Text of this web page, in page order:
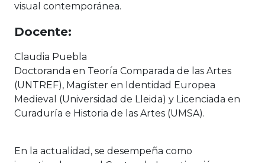
visual contemporánea.
Docente:
Claudia Puebla
Doctoranda en Teoría Comparada de las Artes
(UNTREF), Magíster en Identidad Europea
Medieval (Universidad de Lleida) y Licenciada en
Curaduría e Historia de las Artes (UMSA).
En la actualidad, se desempeña como